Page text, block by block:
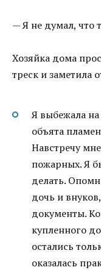
— Я не думал, что
Хозяйка дома
треск и заметила
Я выбежала
объята
Навстречу
пожарных. Я
делать.
дочь и
документы.
купленного
остались
оказалась